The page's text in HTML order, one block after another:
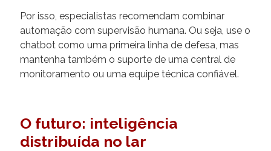
Por isso, especialistas recomendam combinar
automação com supervisão humana. Ou seja, use o
chatbot como uma primeira linha de defesa, mas
mantenha também o suporte de uma central de
monitoramento ou uma equipe técnica confiável.
O futuro: inteligência
distribuída no lar